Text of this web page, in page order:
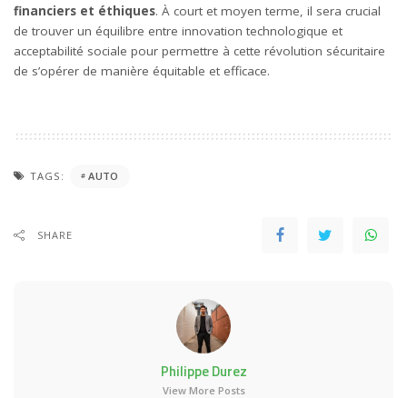
financiers et éthiques. À court et moyen terme, il sera crucial
de trouver un équilibre entre innovation technologique et
acceptabilité sociale pour permettre à cette révolution sécuritaire
de s’opérer de manière équitable et efficace.
TAGS: AUTO
SHARE
Philippe Durez
View More Posts